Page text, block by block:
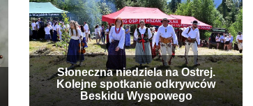
Słoneczna niedziela na Ostrej.
Kolejne spotkanie odkrywców
Beskidu Wyspowego